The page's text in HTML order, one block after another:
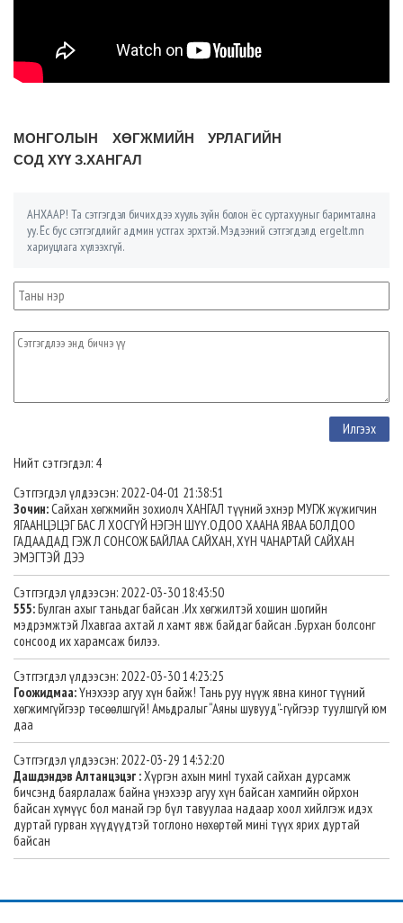
МОНГОЛЫН ХӨГЖМИЙН УРЛАГИЙН
СОД ХҮҮ З.ХАНГАЛ
АНХААР! Та сэтгэгдэл бичихдээ хууль зүйн болон ёс суртахууныг баримтална
уу. Ёс бус сэтгэгдлийг админ устгах эрхтэй. Мэдээний сэтгэгдэлд ergelt.mn
хариуцлага хүлээхгүй.
Нийт сэтгэгдэл: 4
Сэтггэгдэл үлдээсэн: 2022-04-01 21:38:51
Зочин:Сайхан хөгжмийн зохиолч ХАНГАЛ түүний эхнэр МУГЖ жүжигчин
ЯГААНЦЭЦЭГ БАС Л ХОСГҮЙ НЭГЭН ШҮҮ.ОДОО ХААНА ЯВАА БОЛДОО
ГАДААДАД ГЭЖ Л СОНСОЖ БАЙЛАА САЙХАН, ХҮН ЧАНАРТАЙ САЙХАН
ЭМЭГТЭЙ ДЭЭ
Сэтггэгдэл үлдээсэн: 2022-03-30 18:43:50
555:Булган ахыг таньдаг байсан .Их хөгжилтэй хошин шогийн
мэдрэмжтэй Лхавгаа ахтай л хамт явж байдаг байсан .Бурхан болсонг
сонсоод их харамсаж билээ.
Сэтггэгдэл үлдээсэн: 2022-03-30 14:23:25
Гоожидмаа:Үнэхээр агуу хүн байж! Тань руу нүүж явна киног түүний
хөгжимгүйгээр төсөөлшгүй! Амьдралыг “Аяны шувууд”-гүйгээр туулшгүй юм
даа
Сэтггэгдэл үлдээсэн: 2022-03-29 14:32:20
Дашдэндэв Алтанцэцэг :Хүргэн ахын минI тухай сайхан дурсамж
бичсэнд баярлалаж байна үнэхээр агуу хүн байсан хамгийн ойрхон
байсан хүмүүс бол манай гэр бүл тавуулаа надаар хоол хийлгэж идэх
дуртай гурван хүүдүүдтэй тоглоно нөхөртөй минi түүх ярих дуртай
байсан